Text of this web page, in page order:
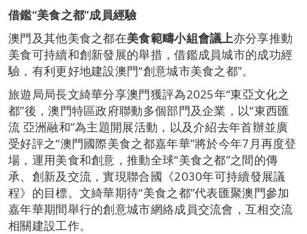
借鑑“美食之都”成員經驗
澳門及其他美食之都在美食範疇小組會議上亦分享推動
美食可持續和創新發展的舉措，借鑑成員城市的成功經
驗，有利更好地建設澳門“創意城市美食之都”。
旅遊局局長文綺華分享澳門獲評為2025年“東亞文化之
都”後，澳門特區政府聯動多個部門及企業，以“東西匯
流 亞洲融和”為主題開展活動，以及介紹去年首辦並廣
受好評之“澳門國際美食之都嘉年華”將於今年7月再度登
場，運用美食和創意，推動全球“美食之都”之間的傳
承、創新及交流，實現聯合國《2030年可持續發展議
程》的目標。文綺華期待“美食之都”代表匯聚澳門參加
嘉年華期間舉行的創意城市網絡成員交流會，互相交流
相關建設工作。